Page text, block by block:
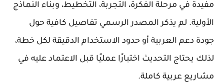
مفيدة في مرحلة الفكرة، التجربة، التخطيط، وبناء النماذج
الأولية. لم يذكر المصدر الرسمي تفاصيل كافية حول
جودة دعم العربية أو حدود الاستخدام الدقيقة لكل خطة،
لذلك يحتاج التحديث اختبارًا عمليًا قبل الاعتماد عليه في
مشاريع عربية كاملة.